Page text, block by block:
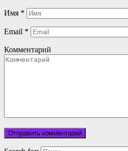
Имя *
Email *
Комментарий